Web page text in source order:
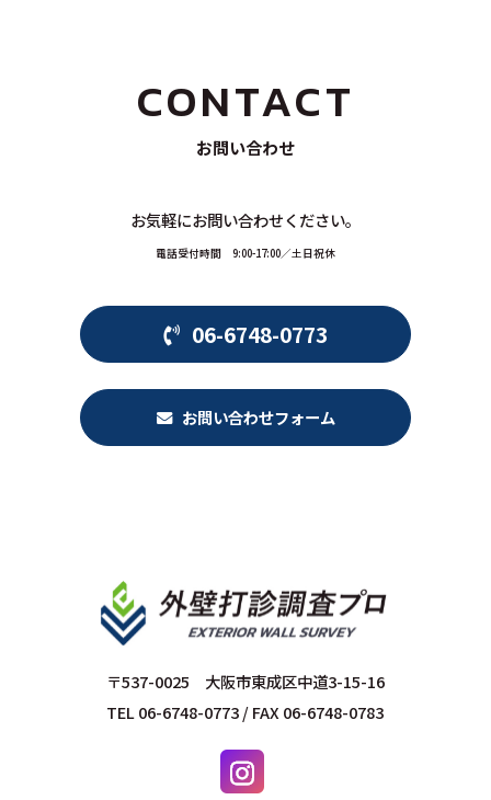
CONTACT
お問い合わせ
お気軽にお問い合わせください。
電話受付時間 9:00-17:00／土日祝休
06-6748-0773
お問い合わせフォーム
〒537-0025 大阪市東成区中道3-15-16
TEL 06-6748-0773 / FAX 06-6748-0783